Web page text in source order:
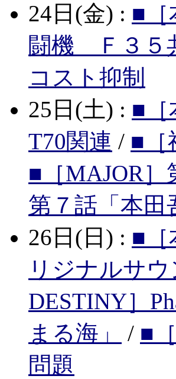
24日(金) : ■［
闘機 Ｆ３５
コスト抑制
25日(土) : ■［
T70関連 / ■［
■［MAJOR
第７話「本田
26日(日) : ■［
リジナルサ
DESTINY］
まる海」
/ ■
問題